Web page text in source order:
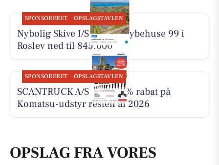
SPONSORERET OPSLAGSTAVLEN
Nybolig Skive I/S har sat Kybehuse 99 i
Roslev ned til 845.000
SPONSORERET OPSLAGSTAVLEN
SCANTRUCK A/S giver 15% rabat på
Komatsu-udstyr resten af 2026
OPSLAG FRA VORES